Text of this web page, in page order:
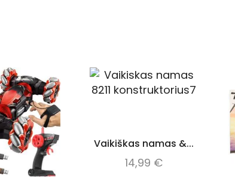
Vaikiškas namas &...
14,99 €